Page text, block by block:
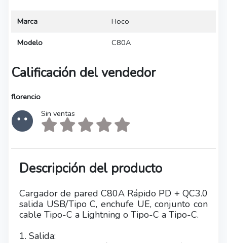
Marca Hoco
Modelo C80A
Calificación del vendedor
florencio
Sin ventas
Descripción del producto
Cargador de pared C80A Rápido PD + QC3.0
salida USB/Tipo C, enchufe UE, conjunto con
cable Tipo-C a Lightning o Tipo-C a Tipo-C.
1. Salida: